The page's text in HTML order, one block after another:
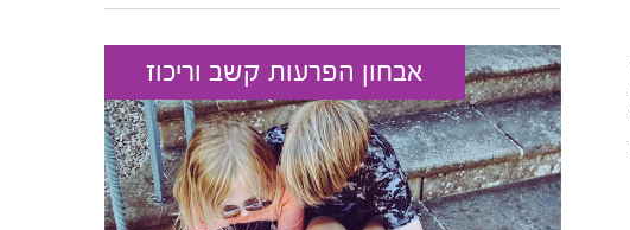
אבחון הפרעות קשב וריכוז